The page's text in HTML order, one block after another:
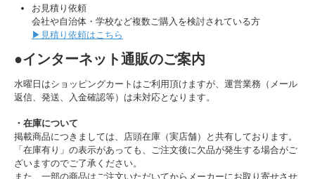
お見積り依頼
会社や自治体・学校など複数ご購入を検討されている方
▶見積り依頼はこちら
●インターネット通販のご案内
水曜日はショッピングカートはご利用頂けますが、運営業務（メール
返信、発送、入金確認等）は未対応となります。
・在庫について
掲載商品につきましては、店頭在庫（実店舗）と共有しております。
「在庫有り」の表示があっても、ご注文後に欠品が発生する場合がご
ざいますのでご了承ください。
また、一部の商品はご注文いただいてからメーカーにお取り寄せさせ